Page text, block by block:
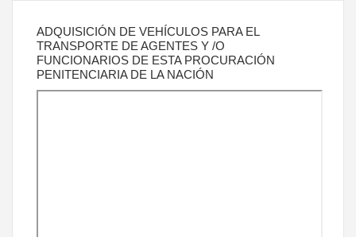
ADQUISICIÓN DE VEHÍCULOS PARA EL
TRANSPORTE DE AGENTES Y /O
FUNCIONARIOS DE ESTA PROCURACIÓN
PENITENCIARIA DE LA NACIÓN